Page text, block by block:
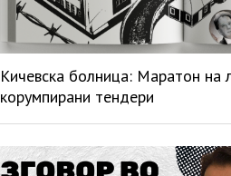
Кичевска болница: Маратон на
корумпирани тендери